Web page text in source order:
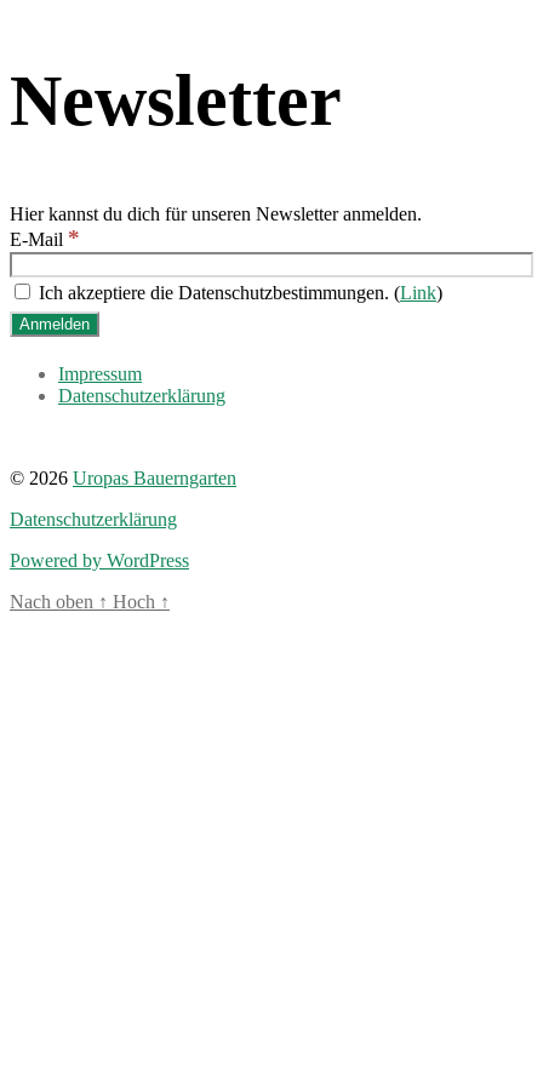
Newsletter
Hier kannst du dich für unseren Newsletter anmelden.
E-Mail *
Ich akzeptiere die Datenschutzbestimmungen. (Link)
Impressum
Datenschutzerklärung
© 2026 Uropas Bauerngarten
Datenschutzerklärung
Powered by WordPress
Nach oben ↑ Hoch ↑